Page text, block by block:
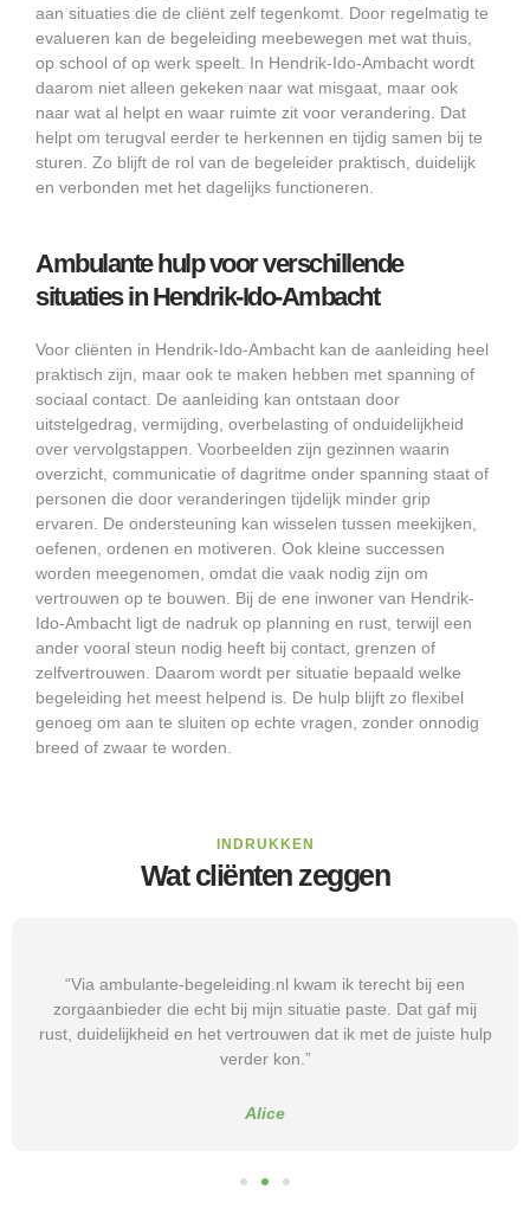
aan situaties die de cliënt zelf tegenkomt. Door regelmatig te
evalueren kan de begeleiding meebewegen met wat thuis,
op school of op werk speelt. In Hendrik-Ido-Ambacht wordt
daarom niet alleen gekeken naar wat misgaat, maar ook
naar wat al helpt en waar ruimte zit voor verandering. Dat
helpt om terugval eerder te herkennen en tijdig samen bij te
sturen. Zo blijft de rol van de begeleider praktisch, duidelijk
en verbonden met het dagelijks functioneren.
Ambulante hulp voor verschillende
situaties in Hendrik-Ido-Ambacht
Voor cliënten in Hendrik-Ido-Ambacht kan de aanleiding heel
praktisch zijn, maar ook te maken hebben met spanning of
sociaal contact. De aanleiding kan ontstaan door
uitstelgedrag, vermijding, overbelasting of onduidelijkheid
over vervolgstappen. Voorbeelden zijn gezinnen waarin
overzicht, communicatie of dagritme onder spanning staat of
personen die door veranderingen tijdelijk minder grip
ervaren. De ondersteuning kan wisselen tussen meekijken,
oefenen, ordenen en motiveren. Ook kleine successen
worden meegenomen, omdat die vaak nodig zijn om
vertrouwen op te bouwen. Bij de ene inwoner van Hendrik-
Ido-Ambacht ligt de nadruk op planning en rust, terwijl een
ander vooral steun nodig heeft bij contact, grenzen of
zelfvertrouwen. Daarom wordt per situatie bepaald welke
begeleiding het meest helpend is. De hulp blijft zo flexibel
genoeg om aan te sluiten op echte vragen, zonder onnodig
breed of zwaar te worden.
INDRUKKEN
Wat cliënten zeggen
“Via ambulante-begeleiding.nl kwam ik terecht bij een
zorgaanbieder die echt bij mijn situatie paste. Dat gaf mij
rust, duidelijkheid en het vertrouwen dat ik met de juiste hulp
verder kon.”
Alice